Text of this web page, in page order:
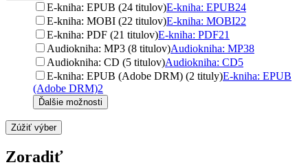
E-kniha: EPUB (24 titulov)E-kniha: EPUB24
E-kniha: MOBI (22 titulov)E-kniha: MOBI22
E-kniha: PDF (21 titulov)E-kniha: PDF21
Audiokniha: MP3 (8 titulov)Audiokniha: MP38
Audiokniha: CD (5 titulov)Audiokniha: CD5
E-kniha: EPUB (Adobe DRM) (2 tituly)E-kniha: EPUB
(Adobe DRM)2
Ďalšie možnosti
Zúžiť výber
Zoradiť